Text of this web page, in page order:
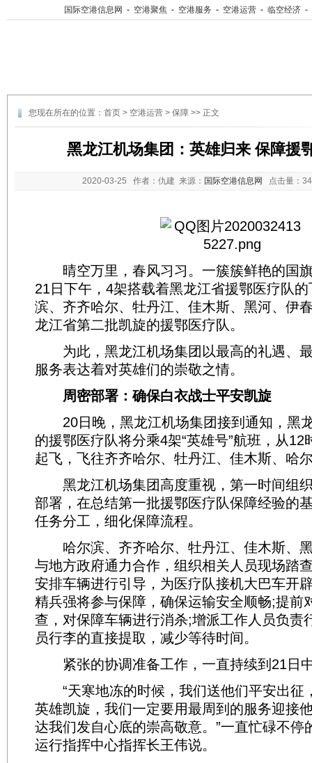
国际空港信息网 - 空港聚焦 - 空港服务 - 空港运营 - 临空经济 -
您现在所在的位置： 首页 > 空港运营 > 保障 >> 正文
黑龙江机场集团：英雄归来 保障援
2020-03-25 作者：仇建 来源： 国际空港信息网 点击量：
晴空万里，春风习习。一簇簇鲜艳的国
21日下午，4架搭载着黑龙江省援鄂医疗队
滨、齐齐哈尔、牡丹江、佳木斯、黑河、伊
龙江省第二批凯旋的援鄂医疗队。
为此，黑龙江机场集团以最高的礼遇、
服务表达着对英雄们的崇敬之情。
周密部署：确保白衣战士平安凯旋
20日晚，黑龙江机场集团接到通知，黑
的援鄂医疗队将分乘4架“英雄号”航班，从12
起飞，飞往齐齐哈尔、牡丹江、佳木斯、哈
黑龙江机场集团高度重视，第一时间组
部署，在总结第一批援鄂医疗队保障经验的
任务分工，细化保障流程。
哈尔滨、齐齐哈尔、牡丹江、佳木斯、
与地方政府通力合作，组织相关人员现场踏
安排车辆进行引导，为医疗队接机大巴车开
精兵强将参与保障，确保运输安全顺畅;提前
查，对保障车辆进行消杀;增派工作人员负责
员行李的直接提取，减少等待时间。
紧张的协调准备工作，一直持续到21日
“天寒地冻的时候，我们送他们平安出征
英雄凯旋，我们一定要用最周到的服务迎接
达我们发自心底的崇高敬意。”一直忙碌不停
运行指挥中心指挥长王伟说。